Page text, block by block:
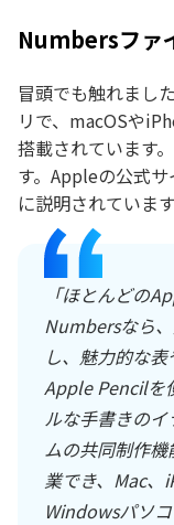
Numbersファ
冒頭でも触れまし
リで、macOSや
搭載されています
す。Appleの公式
に説明されています
「ほとんどの
Numbersなら
し、魅力的な
Apple Pencilを
ルな手書きの
ムの共同制作
業でき、Mac、
Windowsパソ